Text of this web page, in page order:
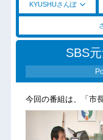
KYUSHUさんぽ
SBS
今回の番組は、「市